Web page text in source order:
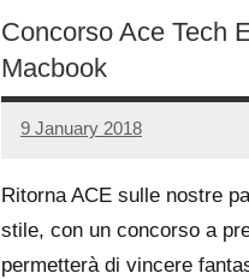
Concorso Ace Tech
Macbook
9 January 2018
Luca
No
Ritorna ACE sulle nostre
stile, con un concorso a
permetterà di vincere